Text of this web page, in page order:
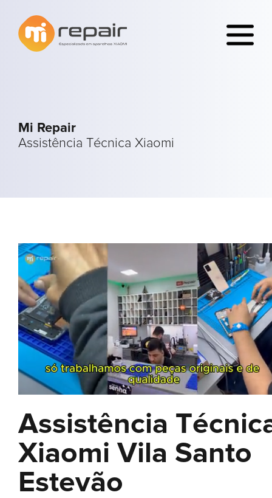
Mi Repair
Assistência Técnica Xiaomi
Assistência
Xiaomi Vila Santo
Estevão